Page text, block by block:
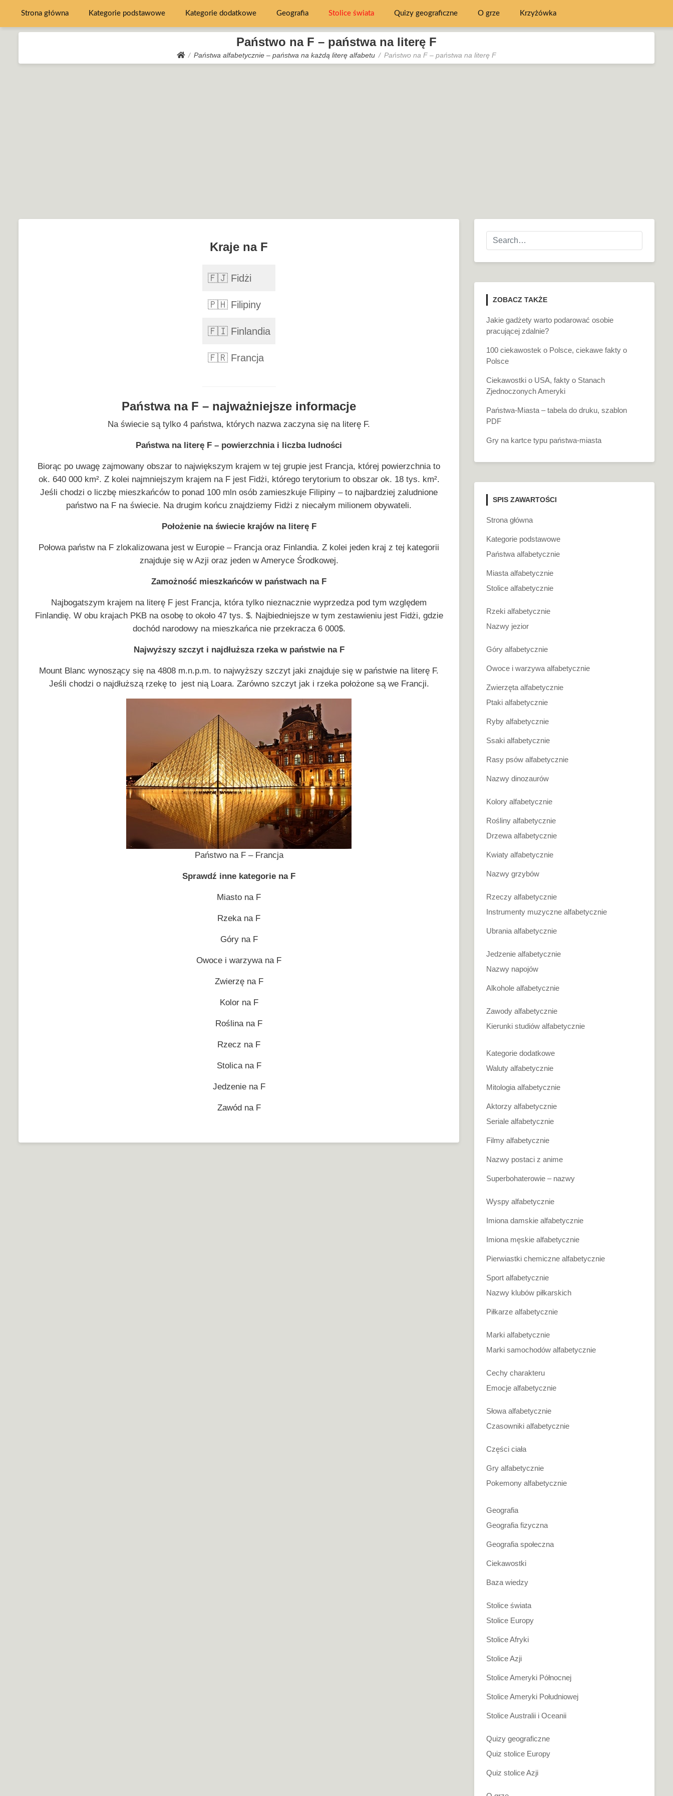
Strona główna Kategorie podstawowe Kategorie dodatkowe Geografia Stolice świata Quizy geograficzne O grze Krzyżówka
Państwo na F – państwa na literę F
Państwa alfabetycznie – państwa na każdą literę alfabetu Państwo na F – państwa na literę F
Kraje na F
🇫🇯 Fidżi
🇵🇭 Filipiny
🇫🇮 Finlandia
🇫🇷 Francja
Państwa na F – najważniejsze informacje
Na świecie są tylko 4 państwa, których nazwa zaczyna się na literę F.
Państwa na literę F – powierzchnia i liczba ludności
Biorąc po uwagę zajmowany obszar to największym krajem w tej grupie jest Francja, której powierzchnia to
ok. 640 000 km². Z kolei najmniejszym krajem na F jest Fidżi, którego terytorium to obszar ok. 18 tys. km².
Jeśli chodzi o liczbę mieszkańców to ponad 100 mln osób zamieszkuje Filipiny – to najbardziej zaludnione
państwo na F na świecie. Na drugim końcu znajdziemy Fidżi z niecałym milionem obywateli.
Położenie na świecie krajów na literę F
Połowa państw na F zlokalizowana jest w Europie – Francja oraz Finlandia. Z kolei jeden kraj z tej kategorii
znajduje się w Azji oraz jeden w Ameryce Środkowej.
Zamożność mieszkańców w państwach na F
Najbogatszym krajem na literę F jest Francja, która tylko nieznacznie wyprzedza pod tym względem
Finlandię. W obu krajach PKB na osobę to około 47 tys. $. Najbiedniejsze w tym zestawieniu jest Fidżi, gdzie
dochód narodowy na mieszkańca nie przekracza 6 000$.
Najwyższy szczyt i najdłuższa rzeka w państwie na F
Mount Blanc wynoszący się na 4808 m.n.p.m. to najwyższy szczyt jaki znajduje się w państwie na literę F.
Jeśli chodzi o najdłuższą rzekę to jest nią Loara. Zarówno szczyt jak i rzeka położone są we Francji.
Państwo na F – Francja
Sprawdź inne kategorie na F
Miasto na F
Rzeka na F
Góry na F
Owoce i warzywa na F
Zwierzę na F
Kolor na F
Roślina na F
Rzecz na F
Stolica na F
Jedzenie na F
Zawód na F
ZOBACZ TAKŻE
Jakie gadżety warto podarować osobie
pracującej zdalnie?
100 ciekawostek o Polsce, ciekawe fakty o
Polsce
Ciekawostki o USA, fakty o Stanach
Zjednoczonych Ameryki
Państwa-Miasta – tabela do druku, szablon
PDF
Gry na kartce typu państwa-miasta
SPIS ZAWARTOŚCI
Strona główna
Kategorie podstawowe
Państwa alfabetycznie
Miasta alfabetycznie
Stolice alfabetycznie
Rzeki alfabetycznie
Nazwy jezior
Góry alfabetycznie
Owoce i warzywa alfabetycznie
Zwierzęta alfabetycznie
Ptaki alfabetycznie
Ryby alfabetycznie
Ssaki alfabetycznie
Rasy psów alfabetycznie
Nazwy dinozaurów
Kolory alfabetycznie
Rośliny alfabetycznie
Drzewa alfabetycznie
Kwiaty alfabetycznie
Nazwy grzybów
Rzeczy alfabetycznie
Instrumenty muzyczne alfabetycznie
Ubrania alfabetycznie
Jedzenie alfabetycznie
Nazwy napojów
Alkohole alfabetycznie
Zawody alfabetycznie
Kierunki studiów alfabetycznie
Kategorie dodatkowe
Waluty alfabetycznie
Mitologia alfabetycznie
Aktorzy alfabetycznie
Seriale alfabetycznie
Filmy alfabetycznie
Nazwy postaci z anime
Superbohaterowie – nazwy
Wyspy alfabetycznie
Imiona damskie alfabetycznie
Imiona męskie alfabetycznie
Pierwiastki chemiczne alfabetycznie
Sport alfabetycznie
Nazwy klubów piłkarskich
Piłkarze alfabetycznie
Marki alfabetycznie
Marki samochodów alfabetycznie
Cechy charakteru
Emocje alfabetycznie
Słowa alfabetycznie
Czasowniki alfabetycznie
Części ciała
Gry alfabetycznie
Pokemony alfabetycznie
Geografia
Geografia fizyczna
Geografia społeczna
Ciekawostki
Baza wiedzy
Stolice świata
Stolice Europy
Stolice Afryki
Stolice Azji
Stolice Ameryki Północnej
Stolice Ameryki Południowej
Stolice Australii i Oceanii
Quizy geograficzne
Quiz stolice Europy
Quiz stolice Azji